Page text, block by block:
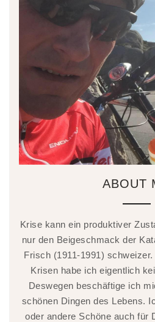
ABOUT
Krise kann ein produktiver
nur den Beigeschmack der
Frisch (1911-1991)
Krisen habe ich eigentlich
Deswegen beschäftige ich
schönen Dingen des Lebens.
oder andere Schöne auch für